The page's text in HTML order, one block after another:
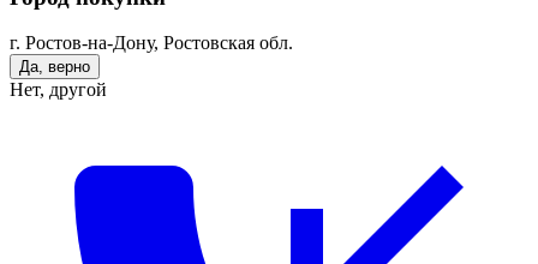
г. Ростов-на-Дону, Ростовская обл.
Да, верно
Нет, другой